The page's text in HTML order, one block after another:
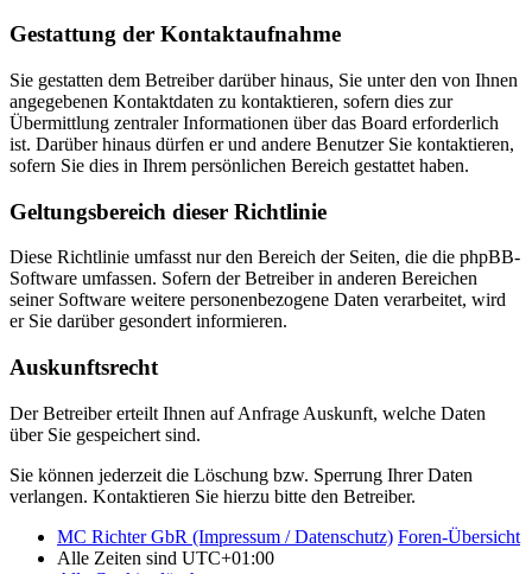
Gestattung der Kontaktaufnahme
Sie gestatten dem Betreiber darüber hinaus, Sie unter den von Ihnen
angegebenen Kontaktdaten zu kontaktieren, sofern dies zur
Übermittlung zentraler Informationen über das Board erforderlich
ist. Darüber hinaus dürfen er und andere Benutzer Sie kontaktieren,
sofern Sie dies in Ihrem persönlichen Bereich gestattet haben.
Geltungsbereich dieser Richtlinie
Diese Richtlinie umfasst nur den Bereich der Seiten, die die phpBB-
Software umfassen. Sofern der Betreiber in anderen Bereichen
seiner Software weitere personenbezogene Daten verarbeitet, wird
er Sie darüber gesondert informieren.
Auskunftsrecht
Der Betreiber erteilt Ihnen auf Anfrage Auskunft, welche Daten
über Sie gespeichert sind.
Sie können jederzeit die Löschung bzw. Sperrung Ihrer Daten
verlangen. Kontaktieren Sie hierzu bitte den Betreiber.
MC Richter GbR (Impressum / Datenschutz) Foren-Übersicht
Alle Zeiten sind UTC+01:00